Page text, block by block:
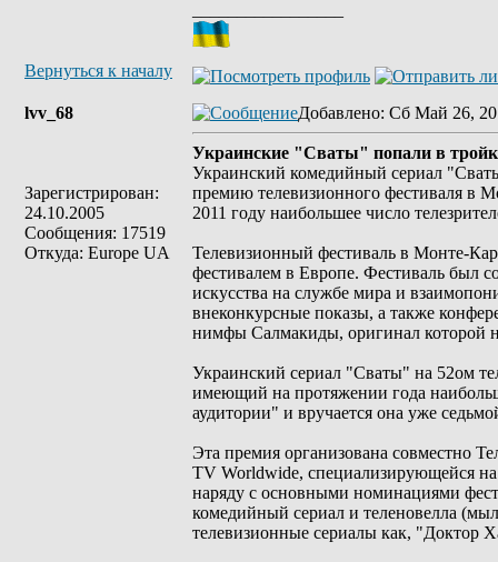
Вернуться к началу
lvv_68
Зарегистрирован:
24.10.2005
Сообщения: 17519
Откуда: Europe UA
Добавлено: Сб Май 26,
Украинские "Сваты" попали в
Украинский комедийный сериал
премию телевизионного фестиваля в
2011 году наибольшее число
Телевизионный фестиваль в Монте-
фестивалем в Европе. Фестиваль был
искусства на службе мира и
внеконкурсные показы, а также
нимфы Салмакиды, оригинал которой
Украинский сериал "Сваты" на 52ом
имеющий на протяжении года
аудитории" и вручается она уже
Эта премия организована совместно
TV Worldwide, специализирующейся
наряду с основными номинациями
комедийный сериал и теленовелла
телевизионные сериалы как, "Доктор